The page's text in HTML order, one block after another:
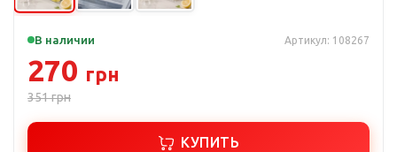
В наличии Артикул: 108267
270 грн
351грн
КУПИТЬ